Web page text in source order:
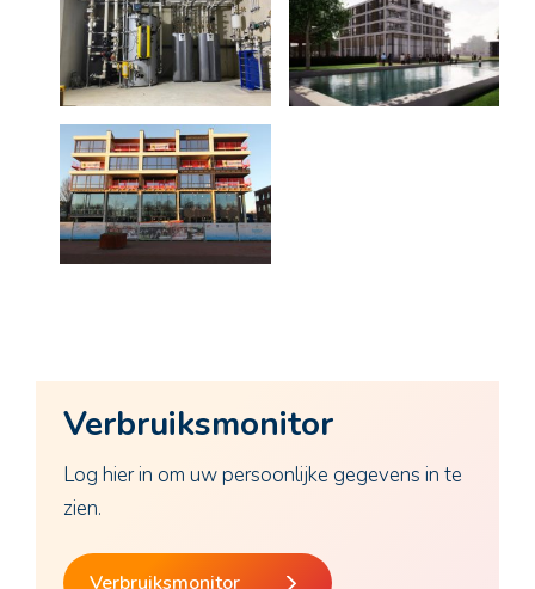
Verbruiksmonitor
Log hier in om uw persoonlijke gegevens in te
zien.
Verbruiksmonitor